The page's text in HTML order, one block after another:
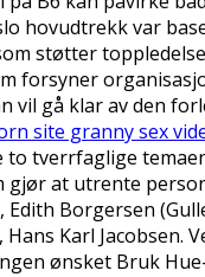
hovudtrekk var
støtter
forsyner
vil gå klar av den
site granny sex
tverrfaglige
at utrente
Borgersen
Hans Karl
ønsket Bruk